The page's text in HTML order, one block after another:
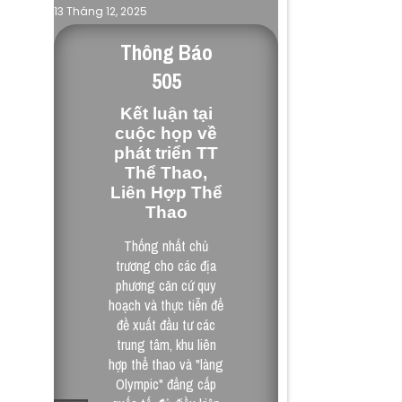
Quy Hoạch & Pháp Lý
13 Tháng 12, 2025
Thông Báo
505
Kết luận tại
cuộc họp về
phát triển TT
Thể Thao,
Liên Hợp Thể
Thao
Thống nhất chủ
trương cho các địa
phương căn cứ quy
hoạch và thực tiễn để
đề xuất đầu tư các
trung tâm, khu liên
hợp thể thao và "làng
Olympic" đẳng cấp